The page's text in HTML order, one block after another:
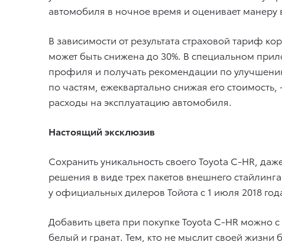
автомобиля в ночное время и оценивает манеру
В зависимости от результата страховой тариф
может быть снижена до 30%. В специальном
профиля и получать рекомендации по
по частям, ежеквартально снижая его
расходы на эксплуатацию автомобиля.
Настоящий эксклюзив
Сохранить уникальность своего Toyota C-HR,
решения в виде трех пакетов внешнего
у официальных дилеров Тойота с 1 июля 2018
Добавить цвета при покупке Toyota C-HR
белый и гранат. Тем, кто не мыслит своей жизни